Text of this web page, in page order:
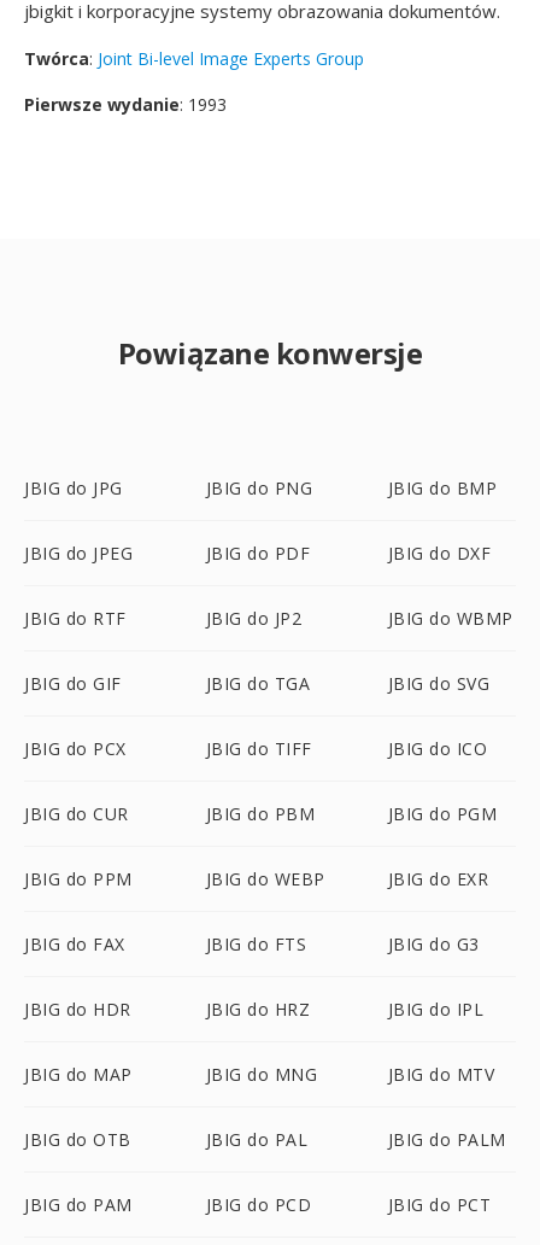
jbigkit i korporacyjne systemy obrazowania dokumentów.
Twórca: Joint Bi-level Image Experts Group
Pierwsze wydanie: 1993
Powiązane konwersje
JBIG do JPG JBIG do PNG JBIG do BMP
JBIG do JPEG JBIG do PDF JBIG do DXF
JBIG do RTF JBIG do JP2 JBIG do WBMP
JBIG do GIF JBIG do TGA JBIG do SVG
JBIG do PCX JBIG do TIFF JBIG do ICO
JBIG do CUR JBIG do PBM JBIG do PGM
JBIG do PPM JBIG do WEBP JBIG do EXR
JBIG do FAX JBIG do FTS JBIG do G3
JBIG do HDR JBIG do HRZ JBIG do IPL
JBIG do MAP JBIG do MNG JBIG do MTV
JBIG do OTB JBIG do PAL JBIG do PALM
JBIG do PAM JBIG do PCD JBIG do PCT